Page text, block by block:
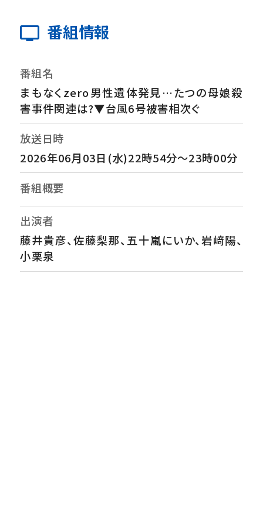
番組情報
番組名
まもなくzero男性遺体発見…たつの母娘殺
害事件関連は?▼台風6号被害相次ぐ
放送日時
2026年06月03日(水)22時54分～23時00分
番組概要
出演者
藤井貴彦、佐藤梨那、五十嵐にいか、岩﨑陽、
小栗泉